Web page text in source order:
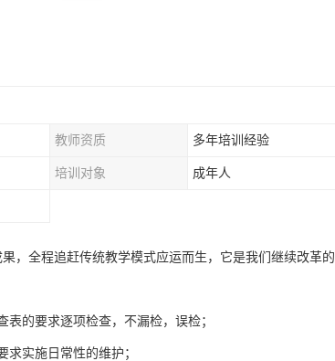
教师资质 多年培训经验
培训对象 成年人
，全程追赶传统教学模式应运而生，它是我们继续改革的
的要求逐项检查，不漏检，误检；
实施日常性的维护；